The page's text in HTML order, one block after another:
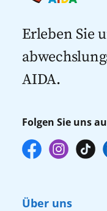
Kreuzfahrten mit Flug
Kreuzfahrten 2027
Erleben Sie
AIDA.
Folgen Sie uns
Über uns